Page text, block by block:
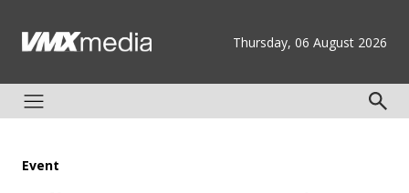
Thursday, 06 August 2026
Event